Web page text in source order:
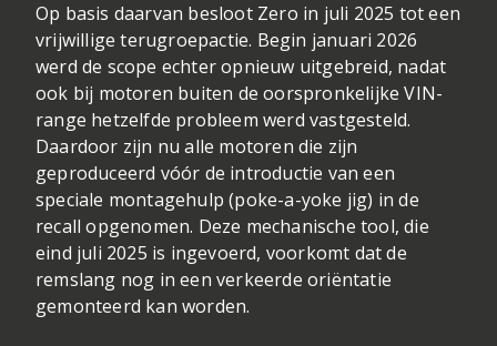
Op basis daarvan besloot Zero in juli 2025 tot een
vrijwillige terugroepactie. Begin januari 2026
werd de scope echter opnieuw uitgebreid, nadat
ook bij motoren buiten de oorspronkelijke VIN-
range hetzelfde probleem werd vastgesteld.
Daardoor zijn nu alle motoren die zijn
geproduceerd vóór de introductie van een
speciale montagehulp (poke-a-yoke jig) in de
recall opgenomen. Deze mechanische tool, die
eind juli 2025 is ingevoerd, voorkomt dat de
remslang nog in een verkeerde oriëntatie
gemonteerd kan worden.